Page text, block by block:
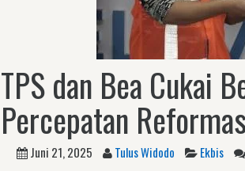
TPS dan Bea Cukai
Percepatan
Juni 21, 2025 Tulus Widodo Ekbis